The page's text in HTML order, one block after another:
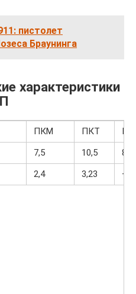
пистолет
Браунинга
характеристики
ПКМ ПКТ
7,5 10,5
8,2
2,4 3,23
—